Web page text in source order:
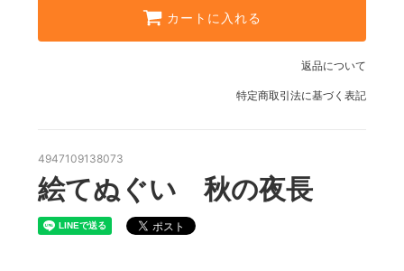
カートに入れる
返品について
特定商取引法に基づく表記
4947109138073
絵てぬぐい 秋の夜長